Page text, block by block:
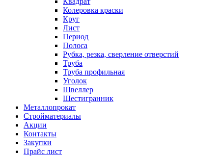
Колеровка краски
Круг
Лист
Период
Полоса
Рубка, резка, сверление отверстий
Труба
Труба профильная
Уголок
Швеллер
Шестигранник
Металлопрокат
Стройматериалы
Акции
Контакты
Закупки
Прайс лист